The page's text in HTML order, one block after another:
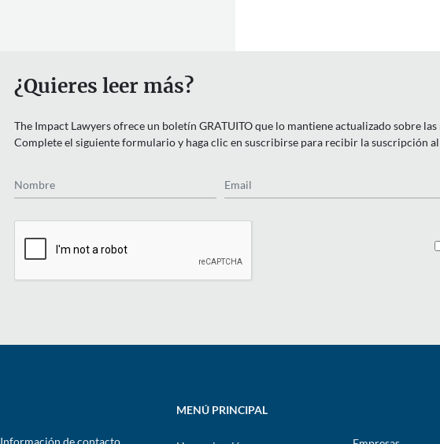
¿Quieres leer más?
The Impact Lawyers ofrece un boletín GRATUITO que lo mantiene actualizado sobre
Complete el siguiente formulario y haga clic en suscribirse para recibir la suscripción
Información de contacto
MENÚ PRINCIPAL